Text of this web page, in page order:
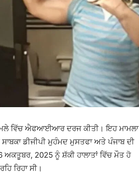
ਵਿੱਚ ਐਫਆਈਆਰ ਦਰਜ ਕੀਤੀ। ਇਹ ਮਾਮਲਾ
ਡੀਜੀਪੀ ਮੁਹੰਮਦ ਮੁਸਤਫਾ ਅਤੇ ਪੰਜਾਬ ਦੀ
2025 ਨੂੰ ਸ਼ੱਕੀ ਹਾਲਾਤਾਂ ਵਿੱਚ ਮੌਤ ਹੋ
ਰਿਹਾ ਸੀ।